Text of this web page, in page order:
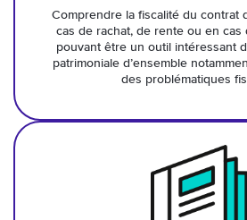
Comprendre la fiscalité du contrat
cas de rachat, de rente ou en cas
pouvant être un outil intéressant
patrimoniale d’ensemble
des problématiques